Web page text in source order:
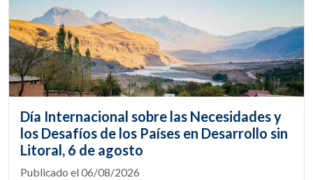
Día Internacional sobre las Necesidades y
los Desafíos de los Países en Desarrollo sin
Litoral, 6 de agosto
Publicado el 06/08/2026